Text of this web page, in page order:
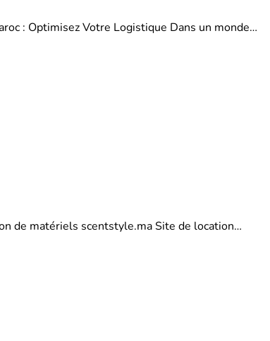
: Optimisez Votre Logistique Dans un monde…
de matériels scentstyle.ma Site de location…